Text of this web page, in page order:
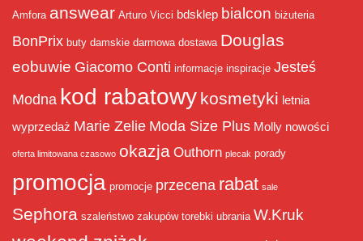
Amfora answear Arturo Vicci bdsklep bialcon biżuteria
BonPrix buty damskie darmowa dostawa Douglas
eobuwie Giacomo Conti informacje inspiracje Jesteś
Modna kod rabatowy kosmetyki letnia
wyprzedaż Marie Zelie Moda Size Plus Molly nowości
oferta limitowana czasowo okazja Outhorn plecak porady
promocja promocje przecena rabat sale
Sephora szaleństwo zakupów torebki ubrania W.Kruk